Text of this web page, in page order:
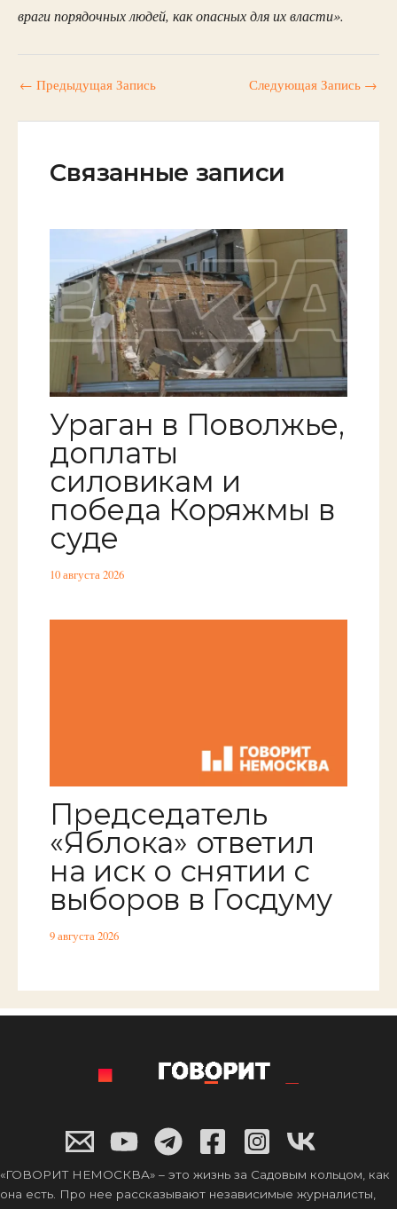
враги порядочных людей, как опасных для их власти».
← Предыдущая Запись Следующая Запись →
Связанные записи
Ураган в Поволжье,
доплаты
силовикам и
победа Коряжмы в
суде
10 августа 2026
Председатель
«Яблока» ответил
на иск о снятии с
выборов в Госдуму
9 августа 2026
«ГОВОРИТ НЕМОСКВА» – это жизнь за Садовым кольцом, как
она есть. Про нее рассказывают независимые журналисты,